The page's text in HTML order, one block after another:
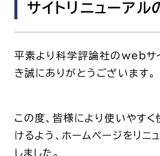
雑誌
呼吸器内科
サイトリニューアル
平素より科学評論社のwebサ
き誠にありがとうございます。
この度、皆様により使いやす
けるよう、ホームページをリニ
しました。